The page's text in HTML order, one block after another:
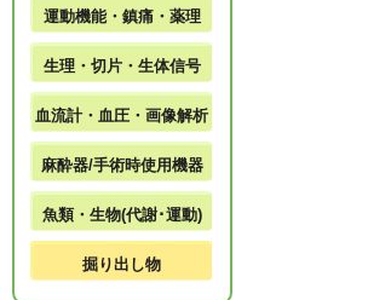
運動機能・鎮痛・薬理
生理・切片・生体信号
血流計・血圧・画像解析
麻酔器/手術時使用機器
魚類・生物(代謝･運動)
掘り出し物